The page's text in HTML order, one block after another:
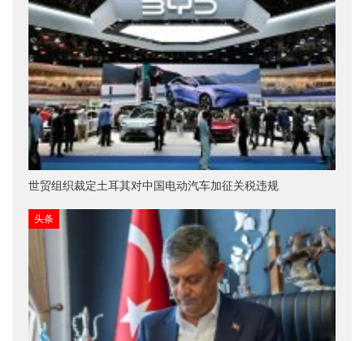
世贸组织裁定土耳其对中国电动汽车加征关税违规
头条